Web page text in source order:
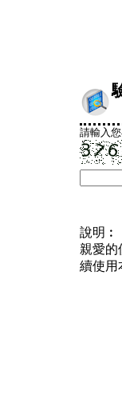
請輸入
說明︰
親愛的
續使用